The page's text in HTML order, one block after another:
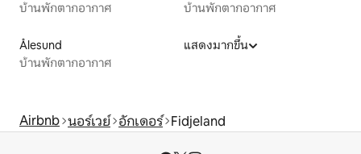
บ้านพักตากอากาศ
บ้านพักตากอากาศ
Ålesund
บ้านพักตากอากาศ
แสดงมากขึ้น
Airbnb นอร์เวย์ อักเดอร์ Fidjeland